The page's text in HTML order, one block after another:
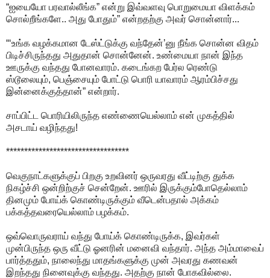
“ஐயையோ பரவால்லீங்க” என்று இவ்வளவு பொறுமையா விளக்கம்
சொல்றீங்களே.. அது போதும்” என்றதற்கு அவர் சொன்னார்...
“‘உங்க வழக்கமான டேஸ்ட்டுக்கு வந்தேன்’னு நீங்க சொன்ன விதம்
பிடிச்சிருந்தது அதுதான் சொன்னேன். உண்மையா நான் இந்த
ஊருக்கு வந்தது போனவாரம். கடைங்கற பேர்ல ரெண்டு
ஸ்டூலையும், பெஞ்சையும் போட்டு பொரி யாவாரம் ஆரம்பிச்சது
இன்னைக்குத்தான்” என்றார்.
சாப்பிட்ட பொரியிலிருந்த எண்ணையெல்லாம் என் முகத்தில்
அசடாய் வழிந்தது!
**********************************
வெகுநாட்களுக்குப் பிறகு உறவினர் ஒருவரது வீட்டிற்கு துக்க
நிகழ்ச்சி ஒன்றிற்குச் சென்றேன். ஊரில் இருக்கும்போதெல்லாம்
தினமும் போய்க் கொண்டிருக்கும் வீடென்பதால் அக்கம்
பக்கத்தவரையெல்லாம் பழக்கம்.
ஒவ்வொருவராய் வந்து போய்க் கொண்டிருக்க, இவர்கள்
முன்பிருந்த ஒரு வீட்டு ஓனரின் மனைவி வந்தார். அந்த அம்மாவைப்
பார்த்ததும், நாலைந்து மாதங்களுக்கு முன் அவரது கணவன்
இறந்தது நினைவுக்கு வந்தது. அதற்கு நான் போகவில்லை.